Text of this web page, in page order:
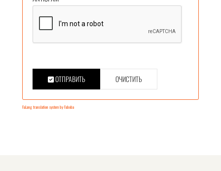
ОТПРАВИТЬ ОЧИСТИТЬ
FaLang translation system by Faboba